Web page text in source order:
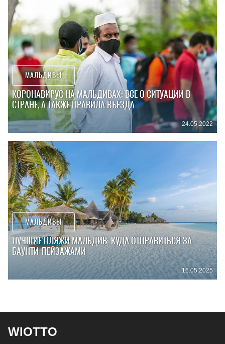
МАЛЬДИВЫ
КОРОНАВИРУС НА МАЛЬДИВАХ: ВСЕ О СИТУАЦИИ В
СТРАНЕ, А ТАКЖЕ ПРАВИЛА ВЪЕЗДА
24.05.2022
МАЛЬДИВЫ
ЛУЧШИЕ ПЛЯЖИ МАЛЬДИВ: КУДА ОТПРАВИТЬСЯ ЗА
БАУНТИ-ПЕЙЗАЖАМИ
16.05.2025
WIOTTO